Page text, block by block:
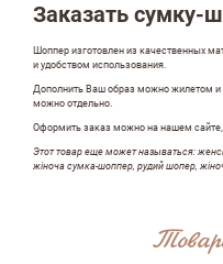
Заказать
Шоппер изготовлен из качественных
и удобством использования.
Дополнить Ваш образ можно жилетом и
можно отдельно.
Оформить заказ можно на нашем
Этот товар еще может называться:
жіноча сумка-шоппер, рудий шопер,